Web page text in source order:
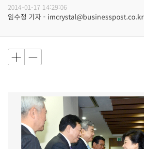
2014-01-17 14:29:06
임수정 기자 - imcrystal@businesspost.co.kr